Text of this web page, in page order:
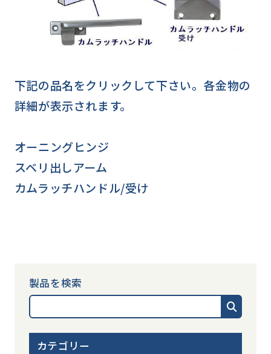
下記の品名をクリックして下さい。各金物の
詳細が表示されます。
オーニングヒンジ
スベリ出しアーム
カムラッチハンドル/受け
製品を検索
カテゴリー